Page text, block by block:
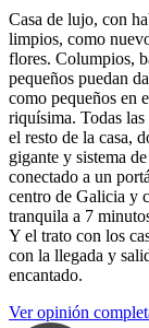
Casa de lujo, con
limpios, como
flores. Columpios,
pequeños puedan
como pequeños en
riquísima. Todas
el resto de la casa,
gigante y sistema
conectado a un
centro de Galicia y
tranquila a 7
Y el trato con los
con la llegada y
encantado.
Ver opinión